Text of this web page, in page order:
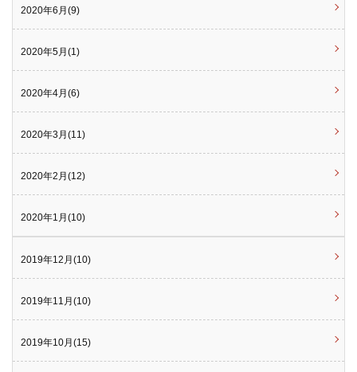
2020年6月(9)
2020年5月(1)
2020年4月(6)
2020年3月(11)
2020年2月(12)
2020年1月(10)
2019年12月(10)
2019年11月(10)
2019年10月(15)